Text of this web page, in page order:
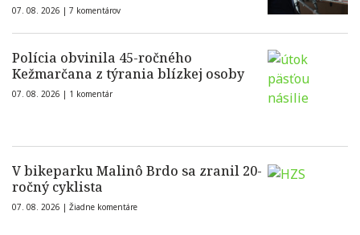
07. 08. 2026 | 7 komentárov
Polícia obvinila 45-ročného
Kežmarčana z týrania blízkej osoby
07. 08. 2026 | 1 komentár
V bikeparku Malinô Brdo sa zranil 20-
ročný cyklista
07. 08. 2026 | Žiadne komentáre